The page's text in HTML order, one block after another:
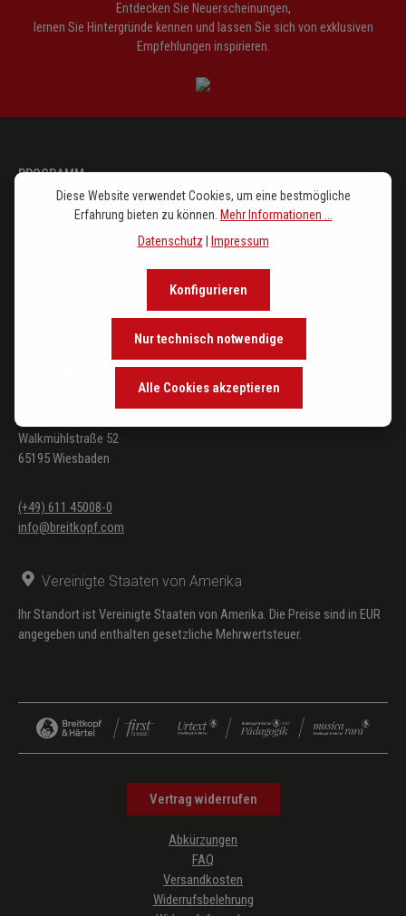
Entdecken Sie Neuerscheinungen,
lernen Sie Hintergründe kennen und lassen Sie sich von exklusiven
Empfehlungen inspirieren.
PROGRAMM
Walkmühlstraße 52
65195 Wiesbaden
(+49) 611 45008-0
info@breitkopf.com
Vereinigte Staaten von Amerika
Ihr Standort ist Vereinigte Staaten von Amerika. Die Preise sind in EUR
angegeben und enthalten gesetzliche Mehrwertsteuer.
Vertrag widerrufen
Abkürzungen
FAQ
Versandkosten
Widerrufsbelehrung
Diese Website verwendet Cookies, um eine bestmögliche
Erfahrung bieten zu können. Mehr Informationen ...
Datenschutz | Impressum
Nur technisch notwendige
Konfigurieren
Alle Cookies akzeptieren